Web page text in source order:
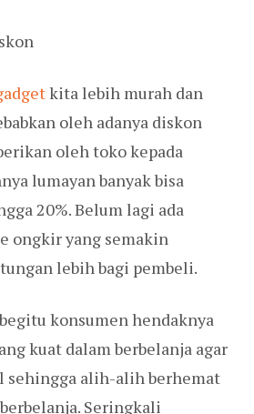
kita lebih murah dan
oleh adanya diskon
oleh toko kepada
lumayan banyak bisa
20%. Belum lagi ada
ongkir yang semakin
lebih bagi pembeli.
konsumen hendaknya
kuat dalam berbelanja agar
sehingga alih-alih berhemat
Seringkali